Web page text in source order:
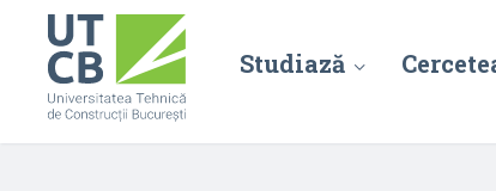
Studiază